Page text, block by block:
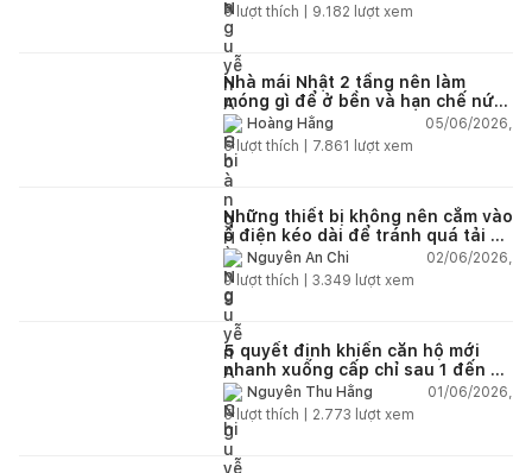
5lượt thích | 9.182 lượt xem
Nhà mái Nhật 2 tầng nên làm
móng gì để ở bền và hạn chế nứt
lún?Hoàng Hằng
05/06/2026,
5lượt thích | 7.861 lượt xem
Những thiết bị không nên cắm vào
ổ điện kéo dài để tránh quá tải và
chập cháy trong nhà
Nguyễn An Chi
02/06/2026,
9lượt thích | 3.349 lượt xem
5 quyết định khiến căn hộ mới
nhanh xuống cấp chỉ sau 1 đến 2
nămNguyễn Thu Hằng
01/06/2026,
5lượt thích | 2.773 lượt xem